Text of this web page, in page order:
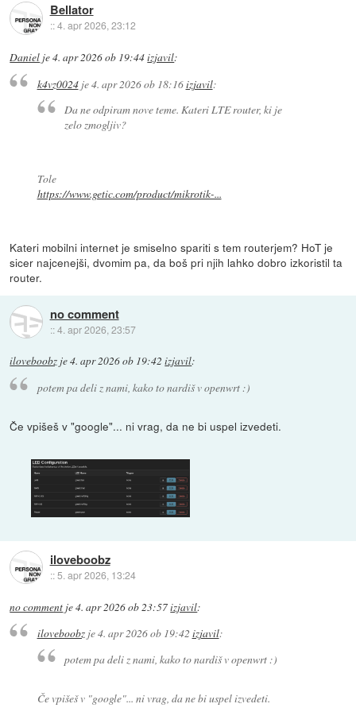
Bellator
::4. apr 2026, 23:12
Daniel je4. apr 2026 ob 19:44izjavil:
k4vz0024je4. apr 2026 ob 18:16izjavil:
Da ne odpiram nove teme. Kateri LTE router, ki je
zelo zmogljiv?
Tole
https://www.getic.com/product/mikrotik-...
Kateri mobilni internet je smiselno spariti s tem routerjem? HoT je
sicer najcenejši, dvomim pa, da boš pri njih lahko dobro izkoristil ta
router.
no comment
::4. apr 2026, 23:57
iloveboobz je4. apr 2026 ob 19:42 izjavil:
potem pa deli z nami, kako to nardiš v openwrt :)
Če vpišeš v "google"... ni vrag, da ne bi uspel izvedeti.
iloveboobz
::5. apr 2026, 13:24
no comment je4. apr 2026 ob 23:57izjavil:
iloveboobzje4. apr 2026 ob 19:42 izjavil:
potem pa deli z nami, kako to nardiš v openwrt :)
Če vpišeš v "google"... ni vrag, da ne bi uspel izvedeti.